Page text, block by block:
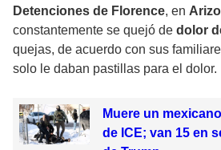
Detenciones de Florence, en
constantemente se quejó de dolor
quejas, de acuerdo con sus
solo le daban pastillas para el dolor.
Muere un
de ICE; van 15 en